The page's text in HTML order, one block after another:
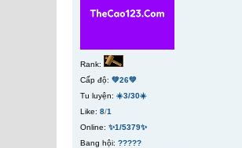
Rank:
Cấp độ: 💚26💚
Tu luyện: ☀️3/30☀️
Like: 8/1
Online: ✨1/5379✨
Bang hội: ?????